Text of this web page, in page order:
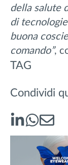
della salute
di
buona
comando”,
TAG
Condividi